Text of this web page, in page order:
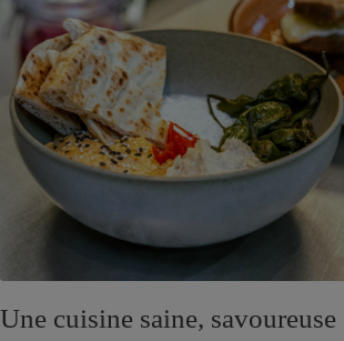
Une cuisine saine, savoureuse